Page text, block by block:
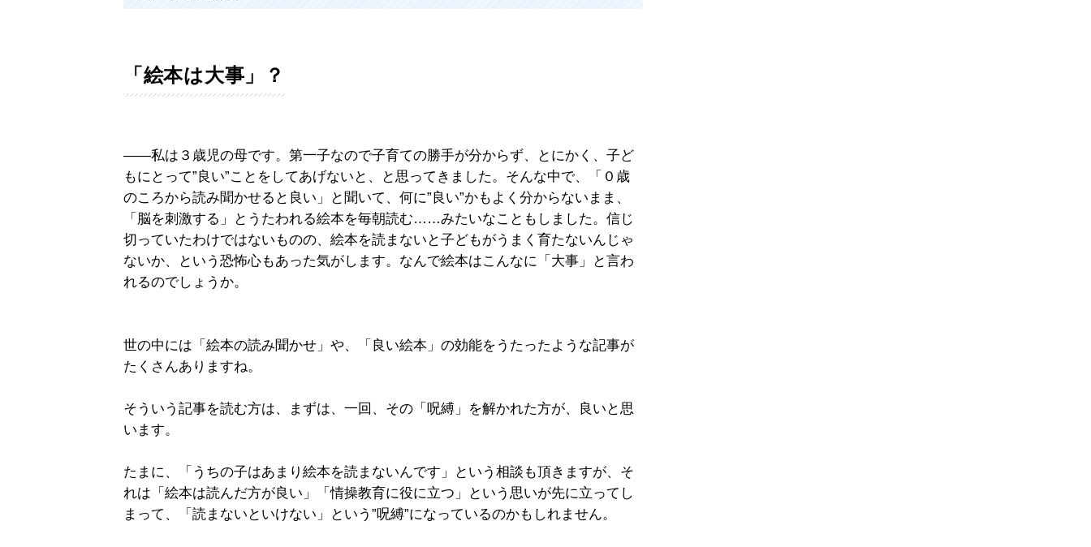
「絵本は大事」？
――私は３歳児の母です。第一子なので子育ての勝手が分からず、とにかく、子ど
もにとって”良い”ことをしてあげないと、と思ってきました。そんな中で、「０歳
のころから読み聞かせると良い」と聞いて、何に”良い”かもよく分からないまま、
「脳を刺激する」とうたわれる絵本を毎朝読む……みたいなこともしました。信じ
切っていたわけではないものの、絵本を読まないと子どもがうまく育たないんじゃ
ないか、という恐怖心もあった気がします。なんで絵本はこんなに「大事」と言わ
れるのでしょうか。
世の中には「絵本の読み聞かせ」や、「良い絵本」の効能をうたったような記事が
たくさんありますね。
そういう記事を読む方は、まずは、一回、その「呪縛」を解かれた方が、良いと思
います。
たまに、「うちの子はあまり絵本を読まないんです」という相談も頂きますが、そ
れは「絵本は読んだ方が良い」「情操教育に役に立つ」という思いが先に立ってし
まって、「読まないといけない」という”呪縛”になっているのかもしれません。